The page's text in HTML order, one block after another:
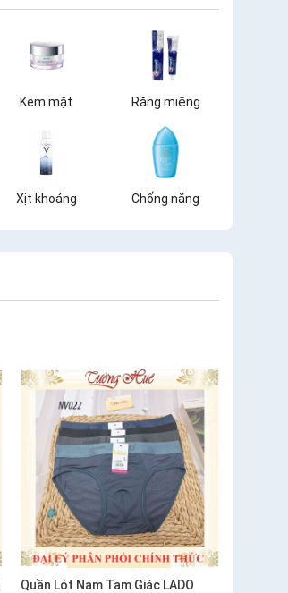
Kem mặt Răng miệng
Xịt khoáng Chống nắng
Quần Lót Nam Tam Giác LADO